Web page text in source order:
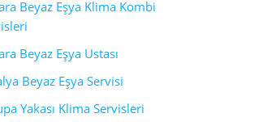
Beyaz Eşya Klima Kombi
Beyaz Eşya Ustası
Beyaz Eşya Servisi
Yakası Klima Servisleri